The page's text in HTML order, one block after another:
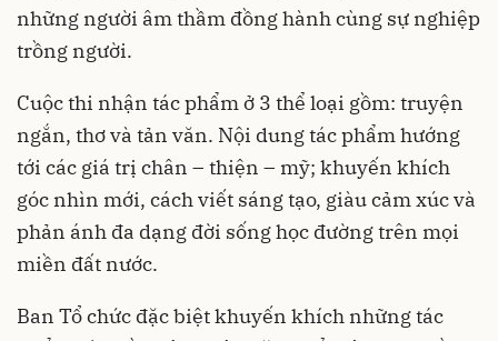
những người âm thầm đồng hành cùng sự nghiệp
trồng người.
Cuộc thi nhận tác phẩm ở 3 thể loại gồm: truyện
ngắn, thơ và tản văn. Nội dung tác phẩm hướng
tới các giá trị chân – thiện – mỹ; khuyến khích
góc nhìn mới, cách viết sáng tạo, giàu cảm xúc và
phản ánh đa dạng đời sống học đường trên mọi
miền đất nước.
Ban Tổ chức đặc biệt khuyến khích những tác